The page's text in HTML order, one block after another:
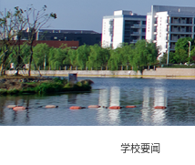
学校要闻